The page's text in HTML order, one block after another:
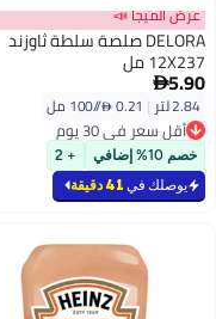
عرض الميجا 📣
DELORA صلصة سلطة ثاوزند
12X237 مل
5.90
2.84 لتر |
أقل سعر في 30 يوم
أقل سعر في 30 يوم
خصم 10% إضافي + 2
يوصلك في 41 دقيقة